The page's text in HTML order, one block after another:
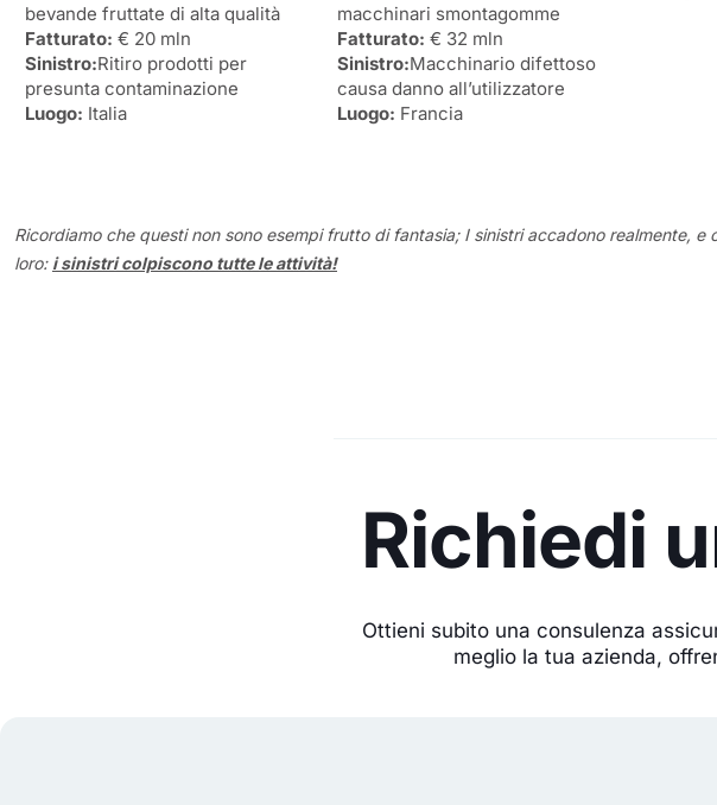
bevande fruttate di alta qualità
Fatturato: € 20 mln
Sinistro:Ritiro prodotti per
presunta contaminazione
Luogo: Italia
macchinari smontagomme
Fatturato: € 32 mln
Sinistro:Macchinario difettoso
causa danno all’utilizzatore
Luogo: Francia
Ricordiamo che questi non sono esempi frutto di fantasia; I sinistri accadono realmente,
loro: i sinistri colpiscono tutte le attività!
Richiedi
Ottieni subito una consulenza
meglio la tua azienda,